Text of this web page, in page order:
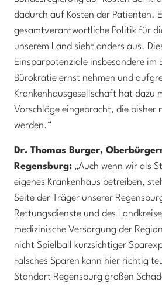
dadurch auf Kosten der Patienten.
gesamtverantwortliche Politik für
unserem Land sieht anders aus.
Einsparpotenziale insbesondere im
Bürokratie ernst nehmen und
Krankenhausgesellschaft hat dazu
Vorschläge eingebracht, die bisher
werden.“
Dr. Thomas Burger,
Regensburg: „Auch wenn wir als
eigenes Krankenhaus betreiben,
Seite der Träger unserer
Rettungsdienste und des
medizinische Versorgung der
nicht Spielball kurzsichtiger
Falsches Sparen kann hier richtig
Standort Regensburg großen